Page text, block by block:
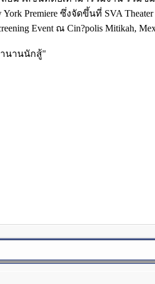
Premiere ซึ่งจัดขึ้นที่ SVA
Event ณ Cin?polis Mitikah,
ำนานนักสู้"